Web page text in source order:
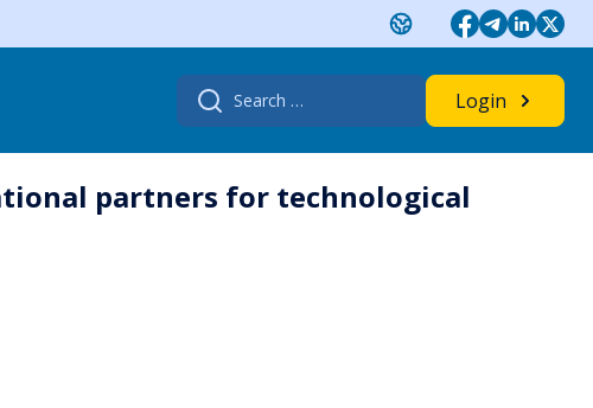
Search
for:
Login
partners for technological